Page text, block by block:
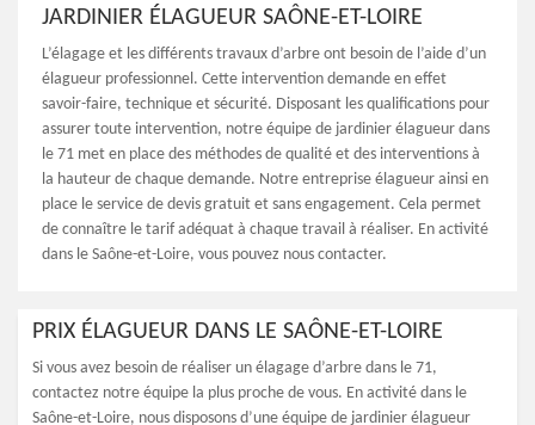
JARDINIER ÉLAGUEUR SAÔNE-ET-LOIRE
L’élagage et les différents travaux d’arbre ont besoin de l’aide d’un
élagueur professionnel. Cette intervention demande en effet
savoir-faire, technique et sécurité. Disposant les qualifications pour
assurer toute intervention, notre équipe de jardinier élagueur dans
le 71 met en place des méthodes de qualité et des interventions à
la hauteur de chaque demande. Notre entreprise élagueur ainsi en
place le service de devis gratuit et sans engagement. Cela permet
de connaître le tarif adéquat à chaque travail à réaliser. En activité
dans le Saône-et-Loire, vous pouvez nous contacter.
PRIX ÉLAGUEUR DANS LE SAÔNE-ET-LOIRE
Si vous avez besoin de réaliser un élagage d’arbre dans le 71,
contactez notre équipe la plus proche de vous. En activité dans le
Saône-et-Loire, nous disposons d’une équipe de jardinier élagueur